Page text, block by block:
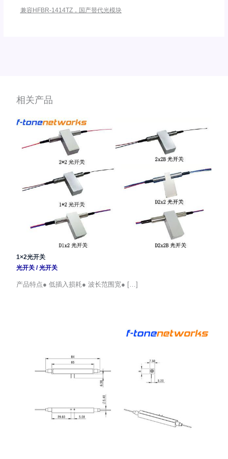
兼容HFBR-1414TZ，国产替代光模块
相关产品
1×2光开关
光开关/光开关
产品特点● 低插入损耗● 波长范围宽● […]